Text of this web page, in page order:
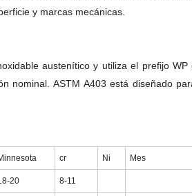
y marcas mecánicas.
austenítico y utiliza el prefijo
nominal. ASTM A403 está diseñado
cr Ni Mes
20 8-11